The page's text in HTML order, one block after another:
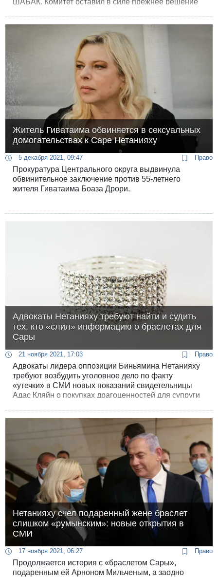
ШАБАК. Комитет оставил в силе прежнее решение
министра, получив поддержку ШАБАК, Моссада,
полиции и Совета национальной безопасности.
Житель Гиватаима обвиняется в сексуальных
домогательствах к Саре Нетанияху
5 декабря 2021, 09:47 Право
Прокуратура Центрального округа выдвинула
обвинительное заключение против 55-летнего
жителя Гиватаима Боаза Дрори.
Адвокаты Нетанияху требуют найти и судить
тех, кто «слил» информацию о браслетах для
Сары
21 ноября 2021, 17:03 Право
Адвокаты лидера оппозиции Биньямина Нетанияху
требуют возбудить уголовное дело по факту
«утечки» в СМИ новых показаний свидетельницы
Адас Кляйн о покупках драгоценностей для супруги
Нетанияху счел подаренный жене браслет
слишком «румынским»: новые открытия в
СМИ
17 ноября 2021, 06:27 Право
Продолжается история с «браслетом Сары»,
подаренным ей Арноном Мильченым, а заодно